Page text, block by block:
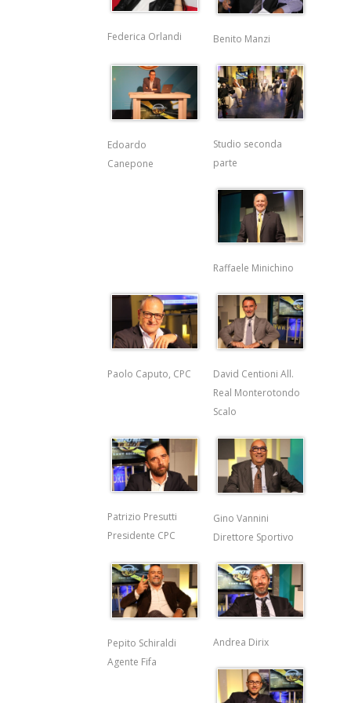
Federica Orlandi Benito Manzi
Edoardo
Canepone
Studio seconda
parte
Raffaele Minichino
Paolo Caputo, CPC
David Centioni All.
Real Monterotondo
Scalo
Patrizio Presutti
Presidente CPC
Gino Vannini
Direttore Sportivo
Pepito Schiraldi
Agente Fifa
Andrea Dirix